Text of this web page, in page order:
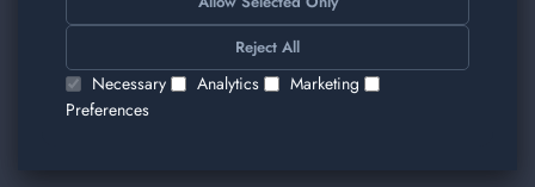
Reject All
Necessary Analytics
Marketing
Preferences